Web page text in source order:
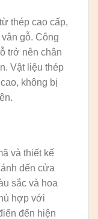
thép cao cấp,
gỗ. Công
trở nên chân
Vật liệu thép
không bị
và thiết kế
đến cửa
sắc và hoa
hợp với
đến hiện